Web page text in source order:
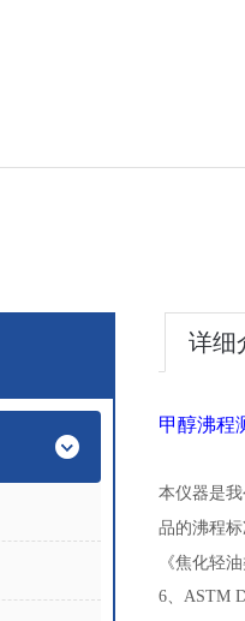
详细
甲醇沸程
本仪器是
品的沸程
《焦化轻
6、ASTM